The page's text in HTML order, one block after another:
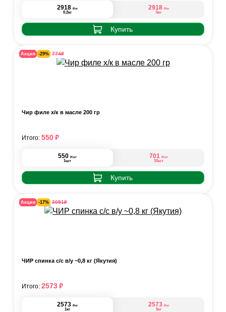
2918 ₽/кг
0.2кг
2918 ₽/кг
5кг
Купить
Акция -29% 774₽
Чир филе х/к в масле 200 гр
550 ₽/шт
1шт
701 ₽/шт
10шт
Купить
Итого: 550₽
Акция -17% 3091₽
ЧИР спинка с/с в/у ~0,8 кг (Якутия)
2573 ₽/кг
1кг
2573 ₽/кг
5кг
Итого: 2573₽